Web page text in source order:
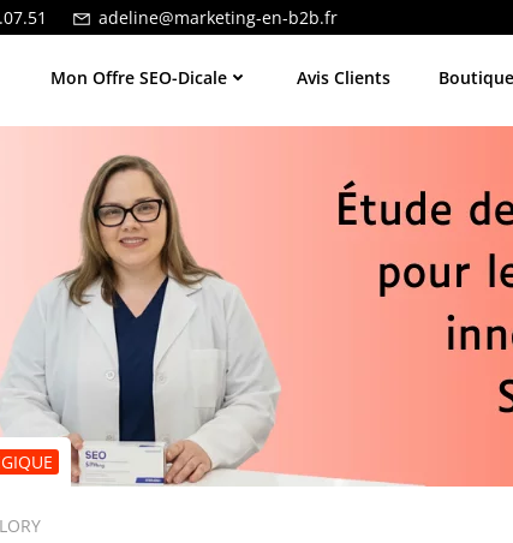
adeline@marketing-en-b2b.fr
Mon Offre SEO-Dicale Avis Clients